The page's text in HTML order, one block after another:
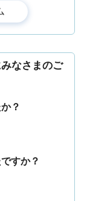
なさまのご
？
すか？